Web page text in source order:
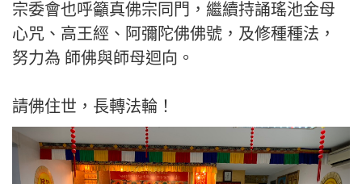
宗委會也呼籲真佛宗同門，繼續持誦瑤池金母
心咒、高王經、阿彌陀佛佛號，及修種種法，
努力為 師佛與師母迴向。
請佛住世，長轉法輪！